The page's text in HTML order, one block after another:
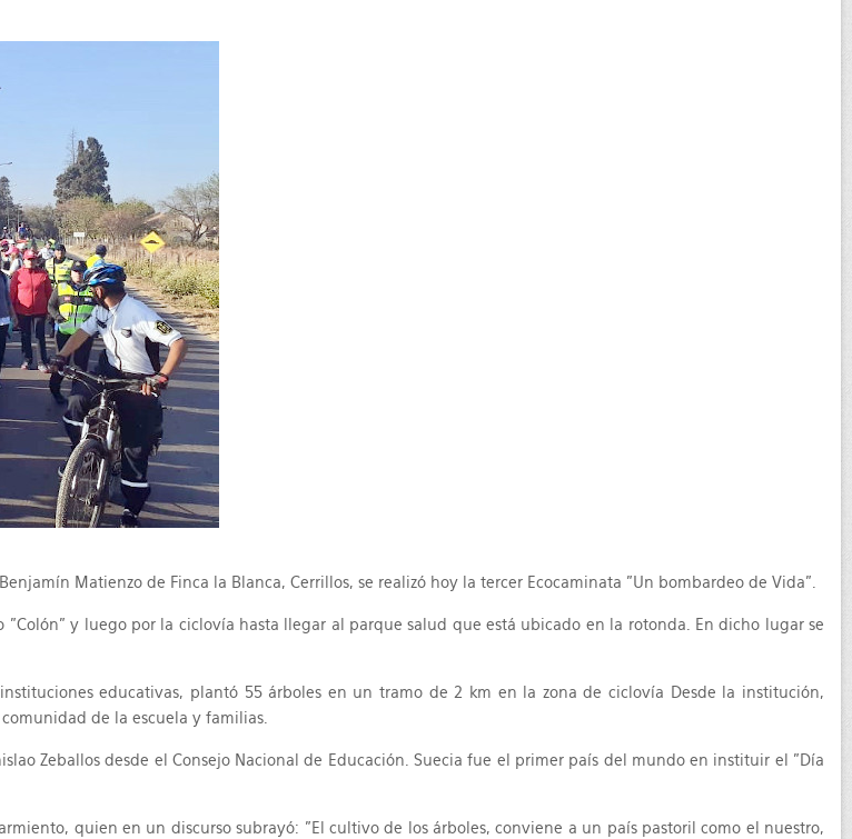
Matienzo de Finca la Blanca, Cerrillos, se realizó hoy la tercer Ecocaminata "Un bombardeo de Vida".
y luego por la ciclovía hasta llegar al parque salud que está ubicado en la rotonda. En dicho lugar se
educativas, plantó 55 árboles en un tramo de 2 km en la zona de ciclovía Desde la institución,
de la escuela y familias.
Zeballos desde el Consejo Nacional de Educación. Suecia fue el primer país del mundo en instituir el "Día
quien en un discurso subrayó: "El cultivo de los árboles, conviene a un país pastoril como el nuestro,